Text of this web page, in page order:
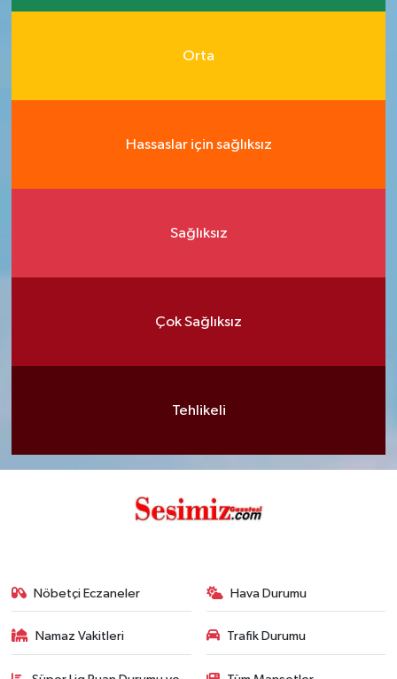
Orta
Hassaslar için sağlıksız
Sağlıksız
Çok Sağlıksız
Tehlikeli
Nöbetçi Eczaneler Hava Durumu
Namaz Vakitleri Trafik Durumu